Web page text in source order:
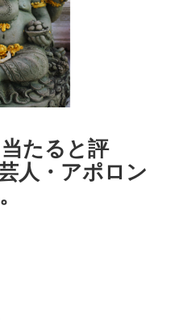
たると評
人・アポロン